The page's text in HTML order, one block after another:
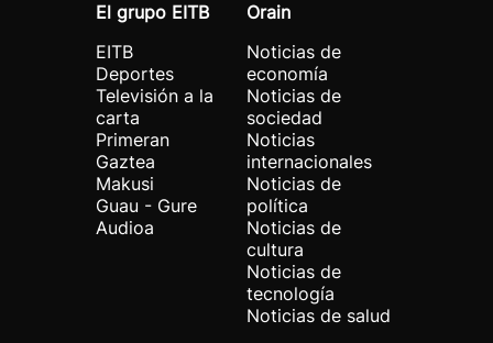
El grupo EITB
EITB
Deportes
Televisión a la
carta
Primeran
Gaztea
Makusi
Guau - Gure
Audioa
Orain
Noticias de
economía
Noticias de
sociedad
Noticias
internacionales
Noticias de
política
Noticias de
cultura
Noticias de
tecnología
Noticias de salud